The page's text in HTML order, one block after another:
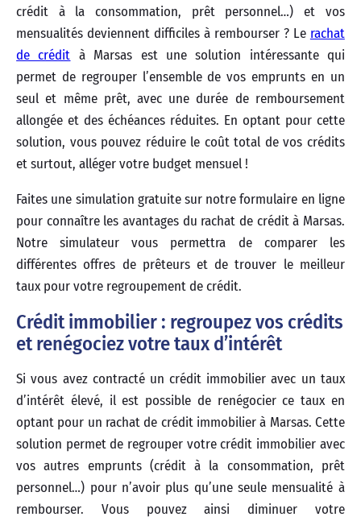
crédit à la consommation, prêt personnel…) et vos
mensualités deviennent difficiles à rembourser ? Le rachat
de crédit à Marsas est une solution intéressante qui
permet de regrouper l’ensemble de vos emprunts en un
seul et même prêt, avec une durée de remboursement
allongée et des échéances réduites. En optant pour cette
solution, vous pouvez réduire le coût total de vos crédits
et surtout, alléger votre budget mensuel !
Faites une simulation gratuite sur notre formulaire en ligne
pour connaître les avantages du rachat de crédit à Marsas.
Notre simulateur vous permettra de comparer les
différentes offres de prêteurs et de trouver le meilleur
taux pour votre regroupement de crédit.
Crédit immobilier : regroupez vos crédits
et renégociez votre taux d’intérêt
Si vous avez contracté un crédit immobilier avec un taux
d’intérêt élevé, il est possible de renégocier ce taux en
optant pour un rachat de crédit immobilier à Marsas. Cette
solution permet de regrouper votre crédit immobilier avec
vos autres emprunts (crédit à la consommation, prêt
personnel…) pour n’avoir plus qu’une seule mensualité à
rembourser. Vous pouvez ainsi diminuer votre